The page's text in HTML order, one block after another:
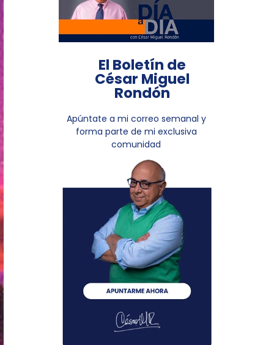
El Boletín de
César Miguel
Rondón
Apúntate a mi correo semanal y
forma parte de mi exclusiva
comunidad